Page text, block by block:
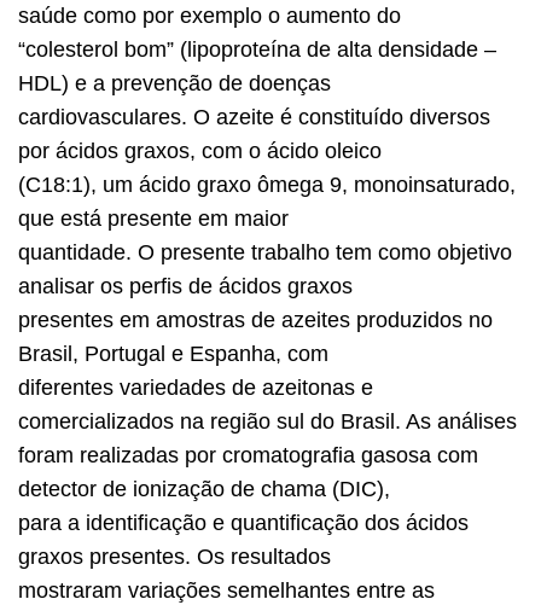
saúde como por exemplo o aumento do
“colesterol bom” (lipoproteína de alta densidade –
HDL) e a prevenção de doenças
cardiovasculares. O azeite é constituído diversos
por ácidos graxos, com o ácido oleico
(C18:1), um ácido graxo ômega 9, monoinsaturado,
que está presente em maior
quantidade. O presente trabalho tem como objetivo
analisar os perfis de ácidos graxos
presentes em amostras de azeites produzidos no
Brasil, Portugal e Espanha, com
diferentes variedades de azeitonas e
comercializados na região sul do Brasil. As análises
foram realizadas por cromatografia gasosa com
detector de ionização de chama (DIC),
para a identificação e quantificação dos ácidos
graxos presentes. Os resultados
mostraram variações semelhantes entre as